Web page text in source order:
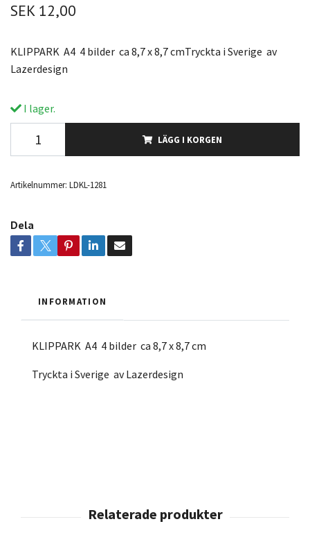
SEK 12,00
KLIPPARK A4 4 bilder ca 8,7 x 8,7 cmTryckta i Sverige av
Lazerdesign
I lager.
LÄGG I KORGEN
Artikelnummer: LDKL-1281
Dela
INFORMATION
KLIPPARK A4 4 bilder ca 8,7 x 8,7 cm
Tryckta i Sverige av Lazerdesign